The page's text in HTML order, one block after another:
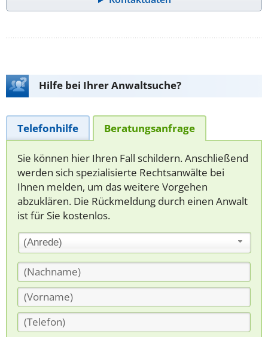
Hilfe bei Ihrer Anwaltsuche?
Telefonhilfe Beratungsanfrage
Sie können hier Ihren Fall schildern. Anschließend
werden sich spezialisierte Rechtsanwälte bei
Ihnen melden, um das weitere Vorgehen
abzuklären. Die Rückmeldung durch einen Anwalt
ist für Sie kostenlos.
(Anrede)